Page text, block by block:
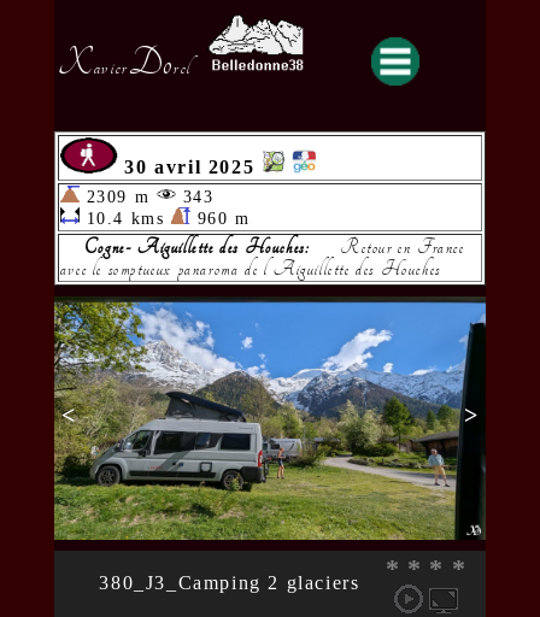
XavierDorel
30 avril 2025
2309 m
343
10.4 kms
960 m
Cogne- Aiguillette des Houches:
Retour en France
avec le somptueux panaroma de l Aiguillette des Houches
< >
* * * *
380_J3_Camping 2 glaciers